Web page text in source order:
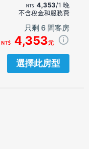
4,353/1 晚
不含稅金和服務費
只剩 6 間客房
4,353元
選擇此房型